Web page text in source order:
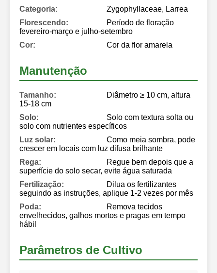
Categoria:
Zygophyllaceae, Larrea
Florescendo:
Período de floração
fevereiro-março e julho-setembro
Cor:
Cor da flor amarela
Manutenção
Tamanho:
Diâmetro ≥ 10 cm, altura
15-18 cm
Solo:
Solo com textura solta ou
solo com nutrientes específicos
Luz solar:
Como meia sombra, pode
crescer em locais com luz difusa brilhante
Rega:
Regue bem depois que a
superfície do solo secar, evite água saturada
Fertilização:
Dilua os fertilizantes
seguindo as instruções, aplique 1-2 vezes por mês
Poda:
Remova tecidos
envelhecidos, galhos mortos e pragas em tempo
hábil
Parâmetros de Cultivo